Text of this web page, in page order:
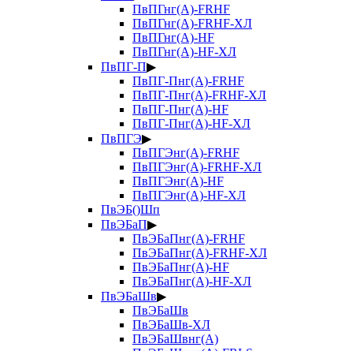
ПвПГнг(А)-FRHF
ПвПГнг(А)-FRHF-ХЛ
ПвПГнг(А)-HF
ПвПГнг(А)-HF-ХЛ
ПвПГ-П▶
ПвПГ-Пнг(А)-FRHF
ПвПГ-Пнг(А)-FRHF-ХЛ
ПвПГ-Пнг(А)-HF
ПвПГ-Пнг(А)-HF-ХЛ
ПвПГЭ▶
ПвПГЭнг(А)-FRHF
ПвПГЭнг(А)-FRHF-ХЛ
ПвПГЭнг(А)-HF
ПвПГЭнг(А)-HF-ХЛ
ПвЭБ()Шп
ПвЭБаП▶
ПвЭБаПнг(А)-FRHF
ПвЭБаПнг(А)-FRHF-ХЛ
ПвЭБаПнг(А)-HF
ПвЭБаПнг(А)-HF-ХЛ
ПвЭБаШв▶
ПвЭБаШв
ПвЭБаШв-ХЛ
ПвЭБаШвнг(А)